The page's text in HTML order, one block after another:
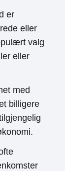
er
eller
valg
eller
med
billigere